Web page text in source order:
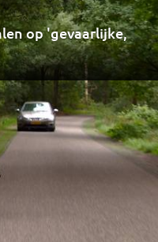
op 'gevaarlijke,